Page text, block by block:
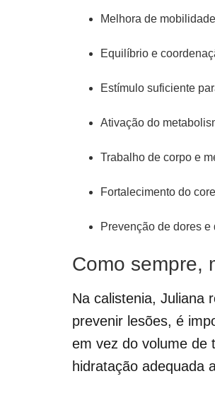
Melhora de
Equilíbrio e
Estímulo suficiente
Ativação do
Trabalho de corpo e
Fortalecimento do
Prevenção de dores
Como sempre,
Na calistenia, Juliana
prevenir lesões, é
em vez do volume de
hidratação adequada